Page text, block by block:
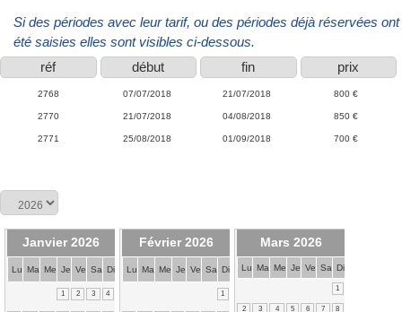
Si des périodes avec leur tarif, ou des périodes déjà réservées ont
été saisies elles sont visibles ci-dessous.
réf
début fin prix
2768 07/07/2018 21/07/2018 800 €
2770 21/07/2018 04/08/2018 850 €
2771 25/08/2018 01/09/2018 700 €
Janvier 2026
Lu Ma Me Je Ve Sa Di
1 2 3 4
Février 2026
Lu Ma Me Je Ve Sa Di
1
Mars 2026
Lu Ma Me Je Ve Sa Di
1
2 3 4 5 6 7 8